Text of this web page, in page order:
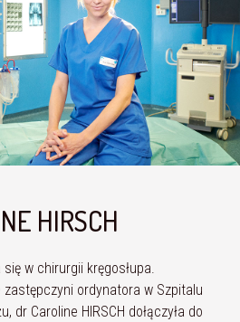
HIRSCH
w chirurgii kręgosłupa.
ordynatora w Szpitalu
dr Caroline HIRSCH dołączyła do